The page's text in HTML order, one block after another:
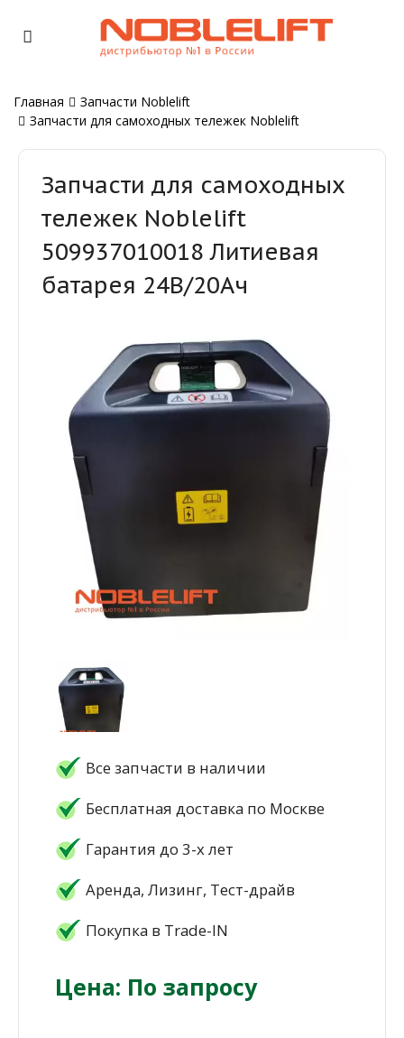
Главная
Запчасти Noblelift
Запчасти для самоходных тележек Noblelift
Запчасти для самоходных
тележек Noblelift
509937010018 Литиевая
батарея 24В/20Ач
Все запчасти в наличии
Бесплатная доставка по Москве
Гарантия до 3-х лет
Аренда, Лизинг, Тест-драйв
Покупка в Trade-IN
Цена: По запросу